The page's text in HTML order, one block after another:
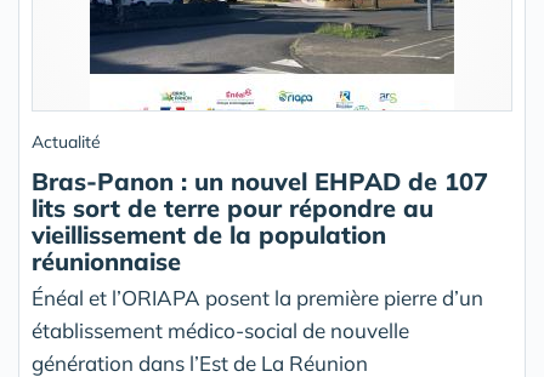
Actualité
Bras-Panon : un nouvel EHPAD de 107
lits sort de terre pour répondre au
vieillissement de la population
réunionnaise
Énéal et l’ORIAPA posent la première pierre d’un
établissement médico-social de nouvelle
génération dans l’Est de La Réunion